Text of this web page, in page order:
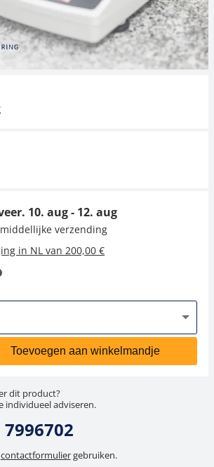
10. aug - 12. aug
verzending
in NL van 200,00 €
Toevoegen aan winkelmandje
dit product?
individueel adviseren.
7996702
contactformuliergebruiken.
experts